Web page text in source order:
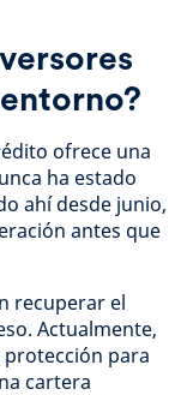
ofrece una
ha estado
ahí desde junio,
antes que
recuperar el
Actualmente,
para
cartera